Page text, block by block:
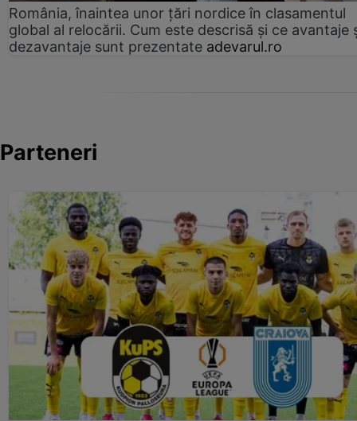
România, înaintea unor țări nordice în clasamentul
global al relocării. Cum este descrisă și ce avantaje
dezavantaje sunt prezentate adevarul.ro
Parteneri